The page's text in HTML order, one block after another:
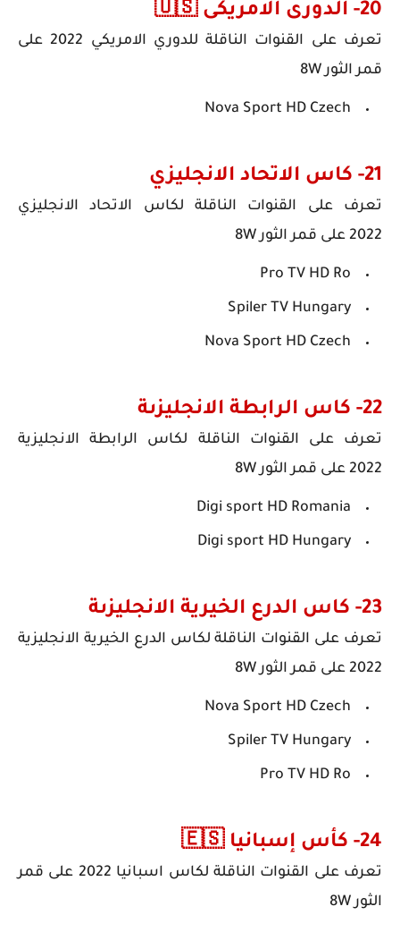
20- الدورى الامريكى 🇺🇸
تعرف على القنوات الناقلة للدوري الامريكي 2022
على
قمر الثور 8W
Nova Sport HD Czech
21- كاس الاتحاد الانجليزي
تعرف على القنوات الناقلة لكاس الاتحاد الانجليزي
2022 على قمر الثور 8W
Pro TV HD Ro
Spiler TV Hungary
Nova Sport HD Czech
22- كاس الرابطة الانجليزىة
تعرف على القنوات الناقلة لكاس الرابطة الانجليزية
2022 على قمر الثور 8W
Digi sport HD Romania
Digi sport HD Hungary
23- كاس الدرع الخيرية الانجليزىة
تعرف على القنوات الناقلة لكاس الدرع الخيرية الانجليزية
2022 على قمر الثور 8W
Nova Sport HD Czech
Spiler TV Hungary
Pro TV HD Ro
24- كأس إسبانيا 🇪🇸
تعرف على القنوات الناقلة لكاس اسبانيا 2022
على قمر
الثور 8W